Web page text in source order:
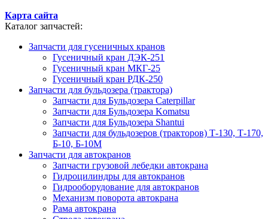
Карта сайта
Каталог запчастей:
Запчасти для гусеничных кранов
Гусеничный кран ДЭК-251
Гусеничный кран МКГ-25
Гусеничный кран РДК-250
Запчасти для бульдозера (трактора)
Запчасти для Бульдозера Caterpillar
Запчасти для Бульдозера Komatsu
Запчасти для Бульдозера Shantui
Запчасти для бульдозеров (тракторов) Т-130, Т-170,
Б-10, Б-10М
Запчасти для автокранов
Запчасти грузовой лебедки автокрана
Гидроцилиндры для автокранов
Гидрооборудование для автокранов
Механизм поворота автокрана
Рама автокрана